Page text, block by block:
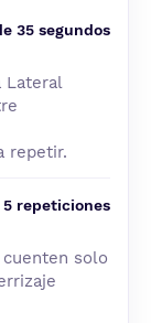
35 segundos
Lateral
repetir.
5 repeticiones
solo